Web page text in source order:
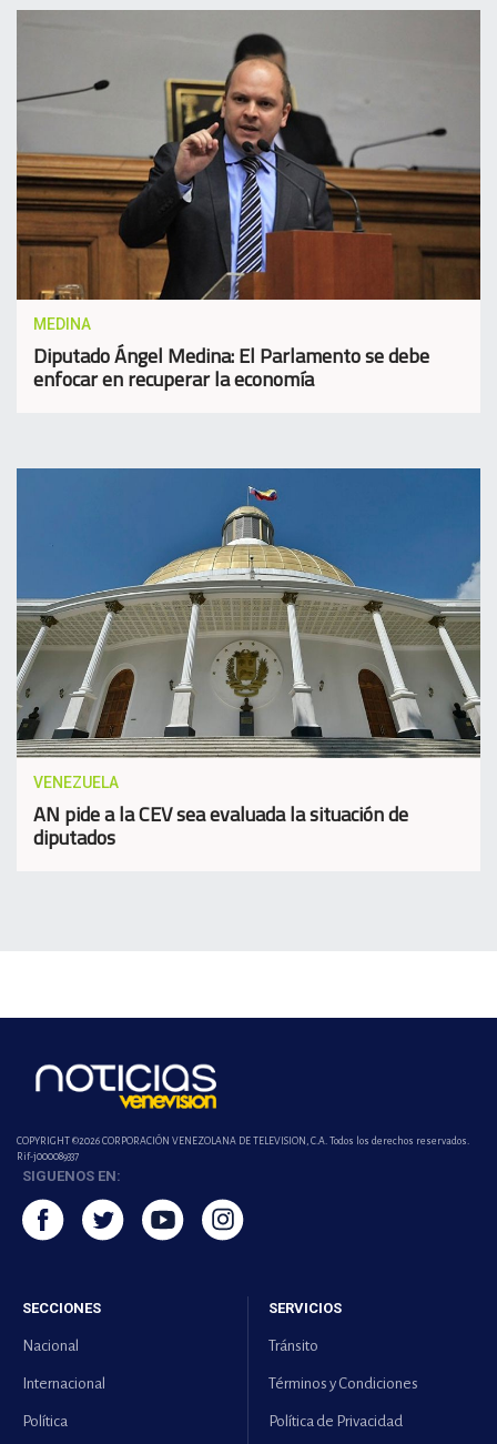
MEDINA
Diputado Ángel Medina: El Parlamento se debe
enfocar en recuperar la economía
VENEZUELA
AN pide a la CEV sea evaluada la situación de
diputados
COPYRIGHT ©2026 CORPORACIÓN VENEZOLANA DE TELEVISION, C.A. Todos los derechos reservados.
Rif-j000089337
SIGUENOS EN:
SECCIONES
Nacional
Internacional
Política
SERVICIOS
Tránsito
Términos y Condiciones
Política de Privacidad